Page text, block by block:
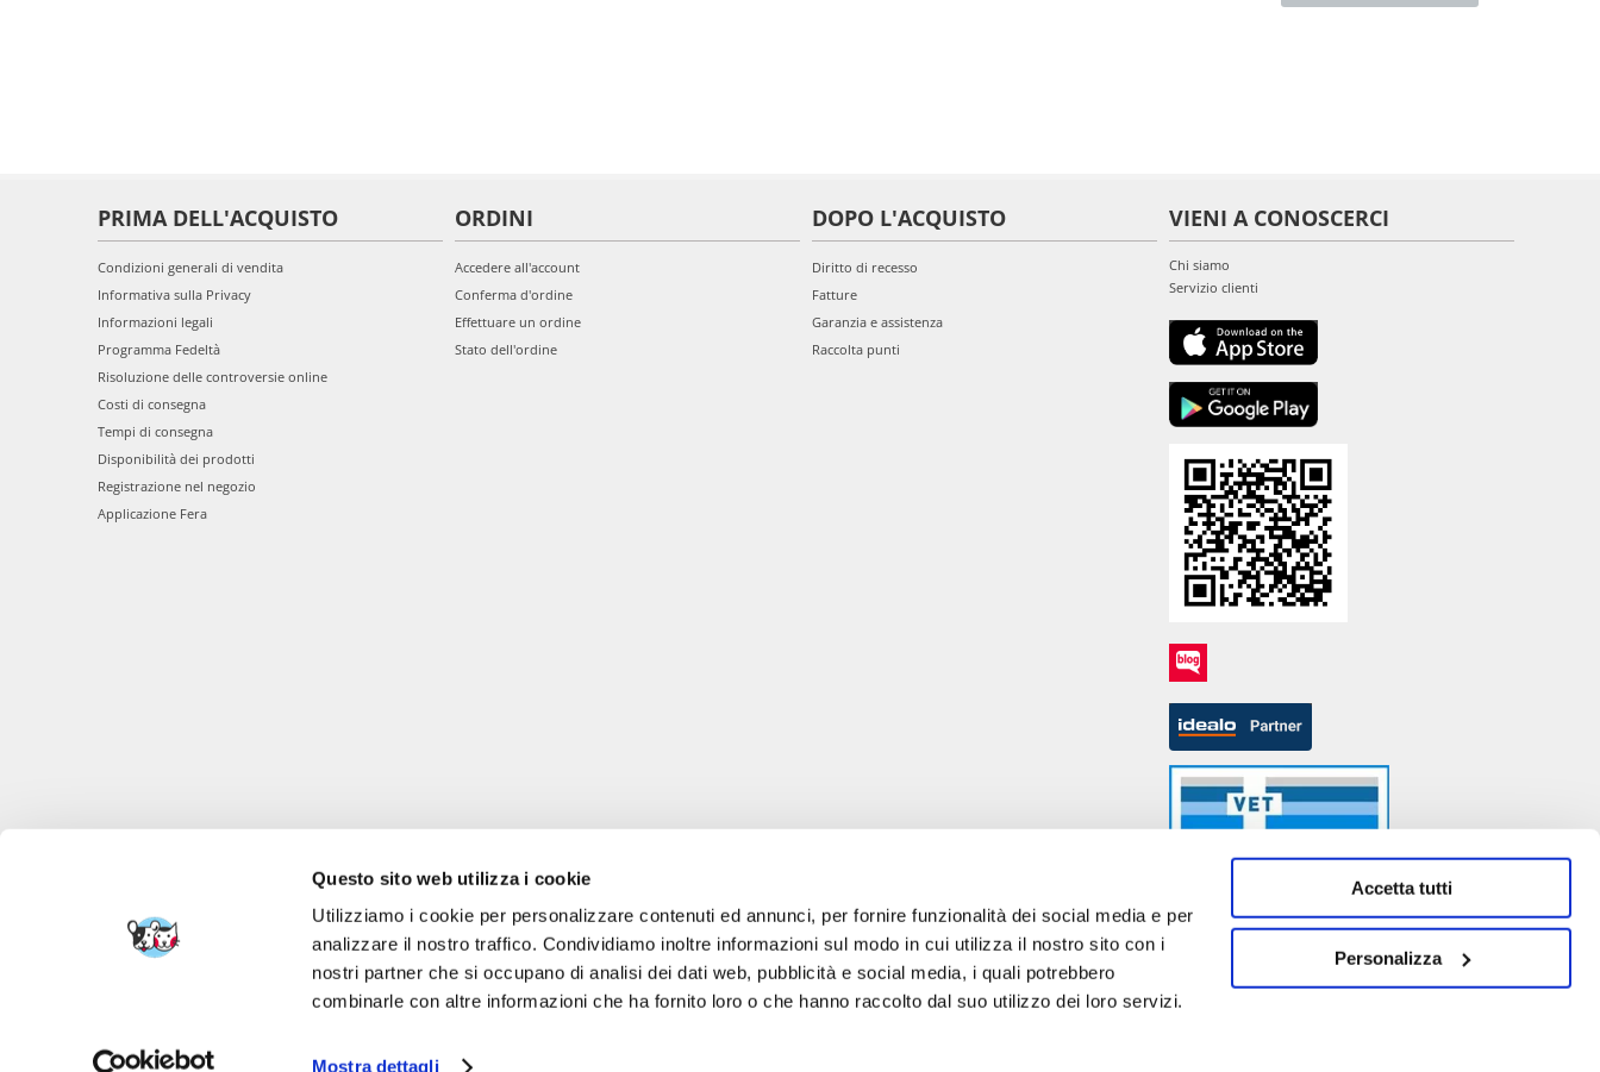
Questo sito web utilizza i cookie
Utilizziamo i cookie per personalizzare contenuti ed annunci, per fornire funzionalità dei social media e per
analizzare il nostro traffico. Condividiamo inoltre informazioni sul modo in cui utilizza il nostro sito con i
nostri partner che si occupano di analisi dei dati web, pubblicità e social media, i quali potrebbero
combinarle con altre informazioni che ha fornito loro o che hanno raccolto dal suo utilizzo dei loro servizi.
Mostra dettagli
Accetta tutti
Personalizza
PRIMA DELL'ACQUISTO
Condizioni generali di vendita
Informativa sulla Privacy
Informazioni legali
Programma Fedeltà
Risoluzione delle controversie online
Costi di consegna
Tempi di consegna
Disponibilità dei prodotti
Registrazione nel negozio
Applicazione Fera
ORDINI
Accedere all'account
Conferma d'ordine
Effettuare un ordine
Stato dell'ordine
DOPO L'ACQUISTO
Diritto di recesso
Fatture
Garanzia e assistenza
Raccolta punti
VIENI A CONOSCERCI
Chi siamo
Servizio clienti
FERA 24 UG Sede legale: Blankenfelder Dorfstraße 94 15827 Blankenfelde-Mahlow (Germania) - P.IVA DE317667035
*